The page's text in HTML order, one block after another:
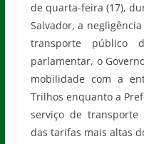
de quarta-feira (17),
Salvador, a
transporte público
parlamentar, o
mobilidade com a
Trilhos enquanto a
serviço de
das tarifas mais altas